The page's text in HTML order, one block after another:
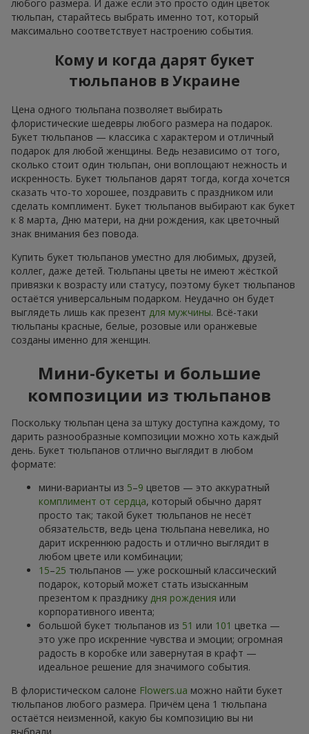
любого размера. И даже если это просто один цветок
тюльпан, старайтесь выбрать именно тот, который
максимально соответствует настроению события.
Кому и когда дарят букет
тюльпанов в Украине
Цена одного тюльпана позволяет выбирать
флористические шедевры любого размера на подарок.
Букет тюльпанов — классика с характером и отличный
подарок для любой женщины. Ведь независимо от того,
сколько стоит один тюльпан, они воплощают нежность и
искренность. Букет тюльпанов дарят тогда, когда хочется
сказать что-то хорошее, поздравить с праздником или
сделать комплимент. Букет тюльпанов выбирают как букет
к 8 марта, Дню матери, на дни рождения, как цветочный
знак внимания без повода.
Купить букет тюльпанов уместно для любимых, друзей,
коллег, даже детей. Тюльпаны цветы не имеют жёсткой
привязки к возрасту или статусу, поэтому букет тюльпанов
остаётся универсальным подарком. Неудачно он будет
выглядеть лишь как презент для мужчины. Всё-таки
тюльпаны красные, белые, розовые или оранжевые
созданы именно для женщин.
Мини-букеты и большие
композиции из тюльпанов
Поскольку тюльпан цена за штуку доступна каждому, то
дарить разнообразные композиции можно хоть каждый
день. Букет тюльпанов отлично выглядит в любом
формате:
мини-варианты из 5–9 цветов — это аккуратный
комплимент от сердца, который обычно дарят
просто так; такой букет тюльпанов не несёт
обязательств, ведь цена тюльпана невелика, но
дарит искреннюю радость и отлично выглядит в
любом цвете или комбинации;
15–25 тюльпанов — уже роскошный классический
подарок, который может стать изысканным
презентом к празднику дня рождения или
корпоративного ивента;
большой букет тюльпанов из 51 или 101 цветка —
это уже про искренние чувства и эмоции; огромная
радость в коробке или завернутая в крафт —
идеальное решение для значимого события.
В флористическом салоне Flowers.ua можно найти букет
тюльпанов любого размера. Причём цена 1 тюльпана
остаётся неизменной, какую бы композицию вы ни